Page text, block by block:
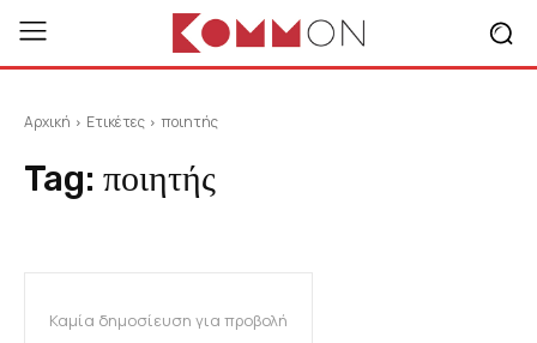
Αρχική Ετικέτες ποιητής
Tag: ποιητής
Καμία δημοσίευση για προβολή